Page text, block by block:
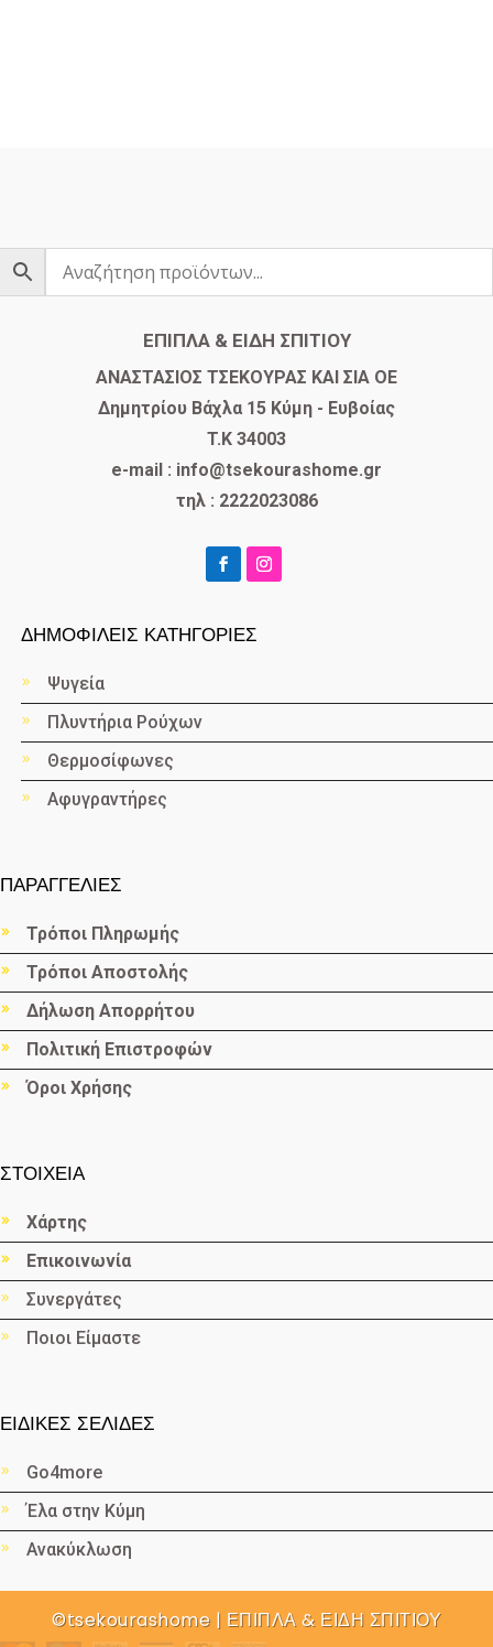
ΕΠΙΠΛΑ & ΕΙΔΗ ΣΠΙΤΙΟΥ
​ΑΝΑΣΤΑΣΙΟΣ ΤΣΕΚΟΥΡΑΣ ΚΑΙ ΣΙΑ ΟΕ
Δημητρίου Βάχλα 15 Κύμη - Ευβοίας
T.K 34003
e-mail : info@tsekourashome.gr
τηλ : 2222023086
ΔΗΜΟΦΙΛΕΙΣ ΚΑΤΗΓΟΡΙΕΣ
Ψυγεία
Πλυντήρια Ρούχων
Θερμοσίφωνες
Αφυγραντήρες
ΠΑΡΑΓΓΕΛΙΕΣ
Τρόποι Πληρωμής
Τρόποι Αποστολής
Δήλωση Απορρήτου
Πολιτική Επιστροφών
Όροι Χρήσης
ΣΤΟΙΧΕΙΑ
Χάρτης
Επικοινωνία
Συνεργάτες
Ποιοι Είμαστε
ΕΙΔΙΚΕΣ ΣΕΛΙΔΕΣ
Go4more
Έλα στην Κύμη
Ανακύκλωση
©tsekourashome | ΕΠΙΠΛΑ & ΕΙΔΗ ΣΠΙΤΙΟΥ